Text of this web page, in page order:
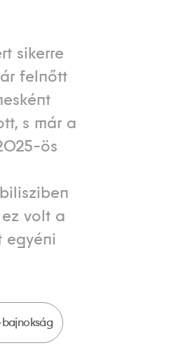
sikerre
felnőtt
s már a
ös
volt a
egyéni